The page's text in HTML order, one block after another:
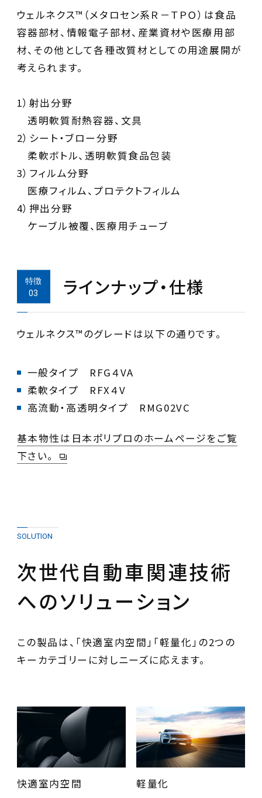
ウェルネクス™（メタロセン系Ｒ－ＴＰＯ）は食品
容器部材、情報電子部材、産業資材や医療用部
材、その他として各種改質材としての用途展開が
考えられます。
1）射出分野
透明軟質耐熱容器、文具
2）シート・ブロー分野
柔軟ボトル、透明軟質食品包装
3）フィルム分野
医療フィルム、プロテクトフィルム
4）押出分野
ケーブル被覆、医療用チューブ
ラインナップ・仕様
ウェルネクス™のグレードは以下の通りです。
高流動・高透明タイプ RMG02VC
基本物性は日本ポリプロのホームページをご覧
下さい。
SOLUTION
次世代自動車関連技術
へのソリューション
この製品は、「快適室内空間」「軽量化」の2つの
キーカテゴリーに対しニーズに応えます。
快適室内空間 軽量化